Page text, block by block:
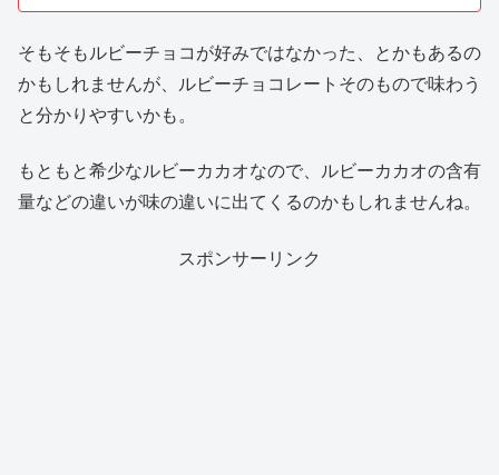
そもそもルビーチョコが好みではなかった、とかもあるの
かもしれませんが、ルビーチョコレートそのもので味わう
と分かりやすいかも。
もともと希少なルビーカカオなので、ルビーカカオの含有
量などの違いが味の違いに出てくるのかもしれませんね。
スポンサーリンク